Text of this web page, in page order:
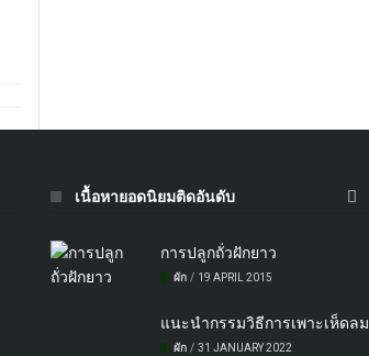
เนื้อหายอดนิยมติดอันดับ
การปลูกถั่วฝักยาว
ผัก / 19 APRIL 2015
แนะนำกรรมวิธีการเพาะเห็ดลม
ผัก / 31 JANUARY 2022